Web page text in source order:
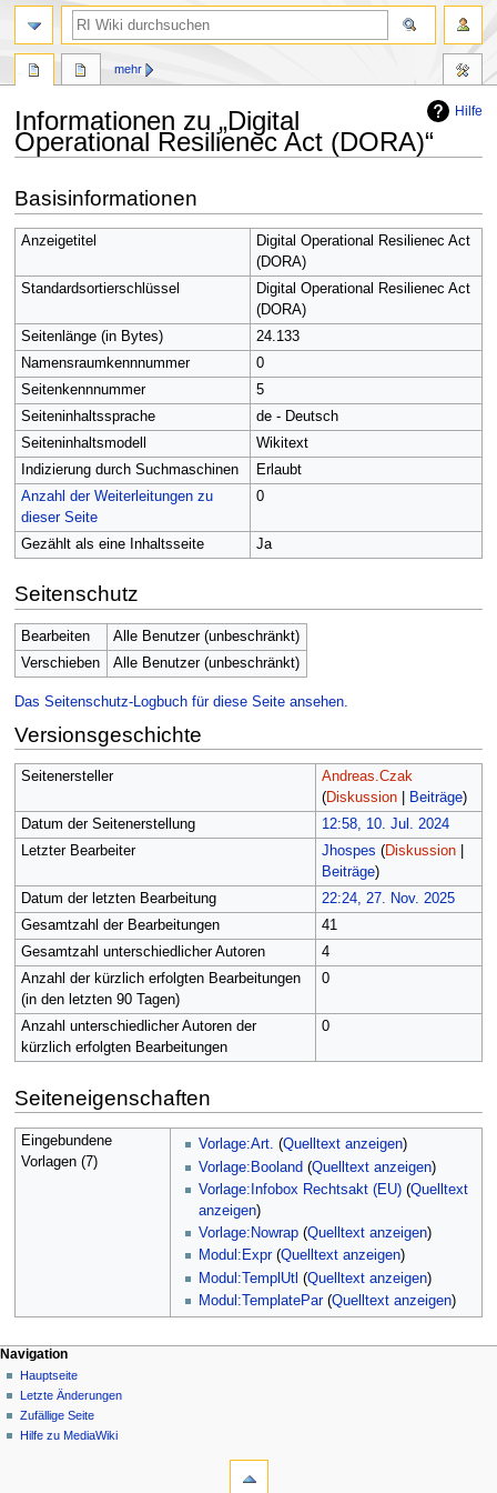
Hilfe
Informationen zu „Digital
Operational Resilienec Act (DORA)“
Navigation
springen
Suche
springen
Basisinformationen
Anzeigetitel
Digital Operational Resilienec Act
(DORA)
Standardsortierschlüssel
Digital Operational Resilienec Act
(DORA)
Seitenlänge (in Bytes)
24.133
Namensraumkennnummer
0
Seitenkennnummer
5
Seiteninhaltssprache
de - Deutsch
Seiteninhaltsmodell
Wikitext
Indizierung durch Suchmaschinen
Erlaubt
Anzahl der Weiterleitungen zu
dieser Seite
0
Gezählt als eine Inhaltsseite Ja
Seitenschutz
Bearbeiten
Alle Benutzer (unbeschränkt)
Verschieben
Alle Benutzer (unbeschränkt)
Das Seitenschutz-Logbuch für diese Seite ansehen.
Versionsgeschichte
Seitenersteller
Andreas.Czak
(Diskussion| Beiträge)
Datum der Seitenerstellung
12:58, 10. Jul. 2024
Letzter Bearbeiter
Jhospes (Diskussion|
Beiträge)
Datum der letzten Bearbeitung
22:24, 27. Nov. 2025
Gesamtzahl der Bearbeitungen
41
Gesamtzahl unterschiedlicher Autoren
4
Anzahl der kürzlich erfolgten Bearbeitungen
(in den letzten 90 Tagen)
0
Anzahl unterschiedlicher Autoren der
kürzlich erfolgten Bearbeitungen
0
Seiteneigenschaften
Eingebundene
Vorlagen (7)
Vorlage:Art. (Quelltext anzeigen)
Vorlage:Booland (Quelltext anzeigen)
Vorlage:Infobox Rechtsakt (EU) (Quelltext
anzeigen)
Vorlage:Nowrap (Quelltext anzeigen)
Modul:Expr(Quelltext anzeigen)
Modul:TemplUtl (Quelltext anzeigen)
Modul:TemplatePar(Quelltext anzeigen)
N
a
v
Seitenaktionen
Seite
Diskussion
Lesen
Quelltext
mehr
Meine Werkzeuge
Deutsch
Anmelden
Benutzerkonto
beantragen
Navigation
Hauptseite
Letzte Änderungen
Zufällige Seite
Hilfe zu MediaWiki
Suche